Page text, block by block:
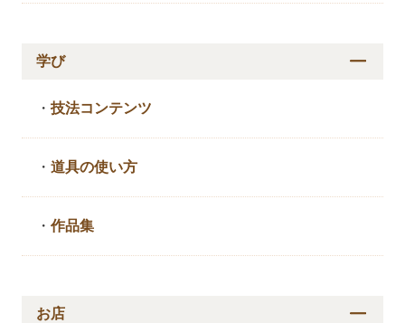
学び
・技法コンテンツ
・道具の使い方
・作品集
お店